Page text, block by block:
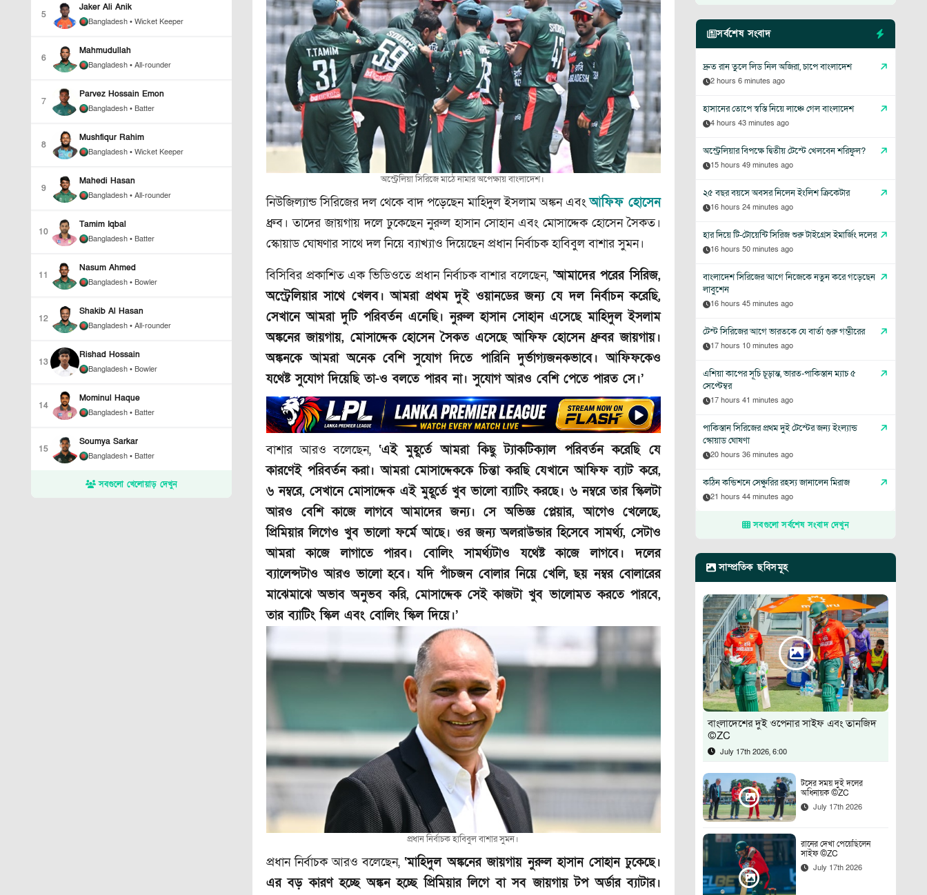
5
Jaker Ali Anik
Bangladesh • Wicket Keeper
6
Mahmudullah
Bangladesh • All-rounder
7
Parvez Hossain Emon
Bangladesh • Batter
8
Mushfiqur Rahim
Bangladesh • Wicket Keeper
9
Mahedi Hasan
Bangladesh • All-rounder
10
Tamim Iqbal
Bangladesh • Batter
11
Nasum Ahmed
Bangladesh • Bowler
12
Shakib Al Hasan
Bangladesh • All-rounder
13
Rishad Hossain
Bangladesh • Bowler
14
Mominul Haque
Bangladesh • Batter
15
Soumya Sarkar
Bangladesh • Batter
সবগুলো খেলোয়াড় দেখুন
অস্ট্রেলিয়া সিরিজে মাঠে নামার অপেক্ষায় বাংলাদেশ।
নিউজিল্যান্ড সিরিজের দল থেকে বাদ পড়েছেন মাহিদুল ইসলাম অঙ্কন এবংআফিফ হোসেন
ধ্রুব। তাদের জায়গায় দলে ঢুকেছেন নুরুল হাসান সোহান এবং মোসাদ্দেক হোসেন সৈকত।
স্কোয়াড ঘোষণার সাথে দল নিয়ে ব্যাখ্যাও দিয়েছেন প্রধান নির্বাচক হাবিবুল বাশার সুমন।
বিসিবির প্রকাশিত এক ভিডিওতে প্রধান নির্বাচক বাশার বলেছেন, ‘আমাদের পরের সিরিজ,
অস্ট্রেলিয়ার সাথে খেলব। আমরা প্রথম দুই ওয়ানডের জন্য যে দল নির্বাচন করেছি,
সেখানে আমরা দুটি পরিবর্তন এনেছি। নুরুল হাসান সোহান এসেছে মাহিদুল ইসলাম
অঙ্কনের জায়গায়, মোসাদ্দেক হোসেন সৈকত এসেছে আফিফ হোসেন ধ্রুবর জায়গায়।
অঙ্কনকে আমরা অনেক বেশি সুযোগ দিতে পারিনি দুর্ভাগ্যজনকভাবে। আফিফকেও
যথেষ্ট সুযোগ দিয়েছি তা-ও বলতে পারব না। সুযোগ আরও বেশি পেতে পারত সে।’
বাশার আরও বলেছেন, ‘এই মুহূর্তে আমরা কিছু ট্যাকটিক্যাল পরিবর্তন করেছি যে
কারণেই পরিবর্তন করা। আমরা মোসাদ্দেককে চিন্তা করছি যেখানে আফিফ ব্যাট করে,
৬ নম্বরে, সেখানে মোসাদ্দেক এই মুহূর্তে খুব ভালো ব্যাটিং করছে। ৬ নম্বরে তার স্কিলটা
আরও বেশি কাজে লাগবে আমাদের জন্য। সে অভিজ্ঞ প্লেয়ার, আগেও খেলেছে,
প্রিমিয়ার লিগেও খুব ভালো ফর্মে আছে। ওর জন্য অলরাউন্ডার হিসেবে সামর্থ্য, সেটাও
আমরা কাজে লাগাতে পারব। বোলিং সামর্থ্যটাও যথেষ্ট কাজে লাগবে। দলের
ব্যালেন্সটাও আরও ভালো হবে। যদি পাঁচজন বোলার নিয়ে খেলি, ছয় নম্বর বোলারের
মাঝেমাঝে অভাব অনুভব করি, মোসাদ্দেক সেই কাজটা খুব ভালোমত করতে পারবে,
তার ব্যাটিং স্কিল এবং বোলিং স্কিল দিয়ে।’
প্রধান নির্বাচক হাবিবুল বাশার সুমন।
প্রধান নির্বাচক আরও বলেছেন, ‘মাহিদুল অঙ্কনের জায়গায় নুরুল হাসান সোহান ঢুকেছে।
এর বড় কারণ হচ্ছে অঙ্কন হচ্ছে প্রিমিয়ার লিগে বা সব জায়গায় টপ অর্ডার ব্যাটার।
সর্বশেষ সংবাদ
দ্রুত রান তুলে লিড নিল অজিরা, চাপে বাংলাদেশ
2 hours 6 minutes ago
হাসানের তোপে স্বস্তি নিয়ে লাঞ্চে গেল বাংলাদেশ
4 hours 43 minutes ago
অস্ট্রেলিয়ার বিপক্ষে দ্বিতীয় টেস্টে খেলবেন শরিফুল?
15 hours 49 minutes ago
২৫ বছর বয়সে অবসর নিলেন ইংলিশ ক্রিকেটার
16 hours 24 minutes ago
হার দিয়ে টি-টোয়েন্টি সিরিজ শুরু টাইগ্রেস ইমার্জিং দলের
16 hours 50 minutes ago
বাংলাদেশ সিরিজের আগে নিজেকে নতুন করে গড়েছেন
লাবুশেন
16 hours 45 minutes ago
টেস্ট সিরিজের আগে ভারতকে যে বার্তা গুরু গম্ভীরের
17 hours 10 minutes ago
এশিয়া কাপের সূচি চূড়ান্ত, ভারত-পাকিস্তান ম্যাচ ৫
সেপ্টেম্বর
17 hours 41 minutes ago
পাকিস্তান সিরিজের প্রথম দুই টেস্টের জন্য ইংল্যান্ড
স্কোয়াড ঘোষণা
20 hours 36 minutes ago
কঠিন কন্ডিশনে সেঞ্চুরির রহস্য জানালেন মিরাজ
21 hours 44 minutes ago
সবগুলো সর্বশেষ সংবাদ দেখুন
সাম্প্রতিক ছবিসমূহ
বাংলাদেশের দুই ওপেনার সাইফ এবং তানজিদ
©ZC
July 17th 2026, 6:00
টসের সময় দুই দলের
অধিনায়ক ©ZC
July 17th 2026
রানের দেখা পেয়েছিলেন
সাইফ ©ZC
July 17th 2026